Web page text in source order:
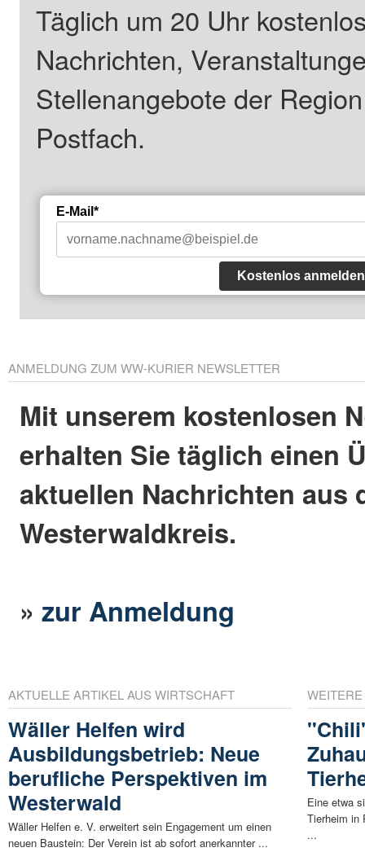
Täglich um 20 Uhr
Nachrichten,
Stellenangebote der
Postfach.
E-Mail*
Kostenlos anmelden
ANMELDUNG ZUM WW-KURIER NEWSLETTER
Mit unserem kostenlosen
erhalten Sie täglich einen
aktuellen Nachrichten aus
Westerwaldkreis.
»zur Anmeldung
AKTUELLE ARTIKEL AUS WIRTSCHAFT
Wäller Helfen wird
Ausbildungsbetrieb: Neue
berufliche Perspektiven im
Westerwald
Wäller Helfen e. V. erweitert sein Engagement um einen
neuen Baustein: Der Verein ist ab sofort anerkannter ...
Eine etwa
Tierheim in
...